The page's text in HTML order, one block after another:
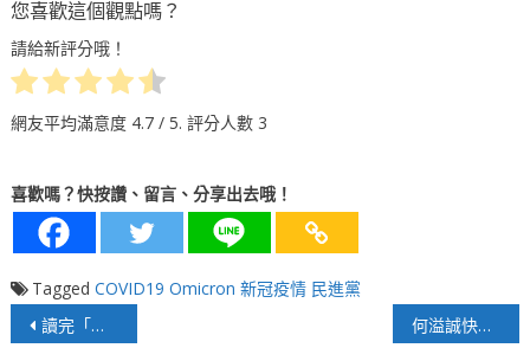
您喜歡這個觀點嗎？
請給新評分哦！
網友平均滿意度 4.7/ 5. 評分人數 3
喜歡嗎？快按讚、留言、分享出去哦！
Tagged COVID19 Omicron 新冠疫情 民進黨
文讀完「韓先生來敲門」一書後！致韓國瑜的一封信 何溢誠快評》防疫禁不起重蹈覆轍